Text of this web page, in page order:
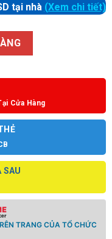
tại nhà (Xem chi tiết)
Cửa Hàng
SAU
TRANG CỦA TỔ CHỨC